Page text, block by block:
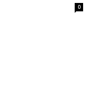
0